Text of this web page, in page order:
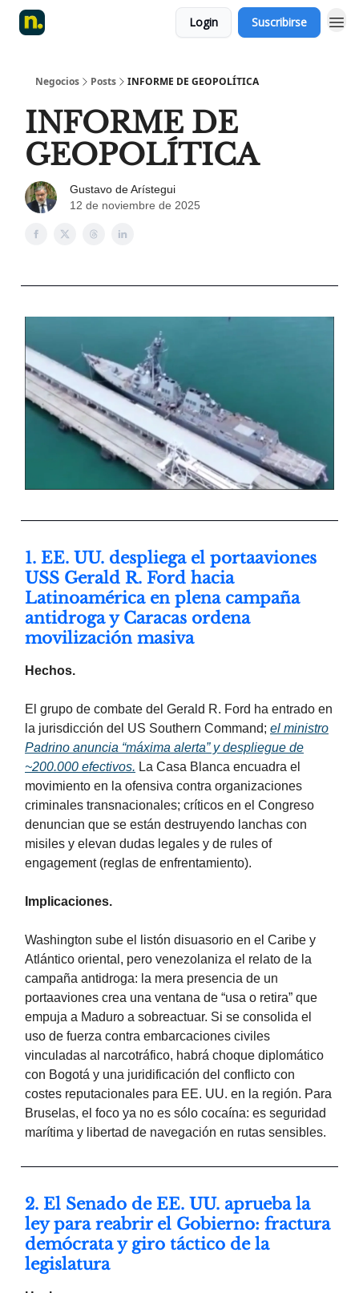
Login Suscribirse
Negocios Posts INFORME DE GEOPOLÍTICA
INFORME DE
GEOPOLÍTICA
Gustavo de Arístegui
12 de noviembre de 2025
1. EE. UU. despliega el portaaviones
USS Gerald R. Ford hacia
Latinoamérica en plena campaña
antidroga y Caracas ordena
movilización masiva
Hechos.
El grupo de combate del Gerald R. Ford ha entrado en
la jurisdicción del US Southern Command; el ministro
Padrino anuncia “máxima alerta” y despliegue de
~200.000 efectivos. La Casa Blanca encuadra el
movimiento en la ofensiva contra organizaciones
criminales transnacionales; críticos en el Congreso
denuncian que se están destruyendo lanchas con
misiles y elevan dudas legales y de rules of
engagement (reglas de enfrentamiento).
Implicaciones.
Washington sube el listón disuasorio en el Caribe y
Atlántico oriental, pero venezolaniza el relato de la
campaña antidroga: la mera presencia de un
portaaviones crea una ventana de “usa o retira” que
empuja a Maduro a sobreactuar. Si se consolida el
uso de fuerza contra embarcaciones civiles
vinculadas al narcotráfico, habrá choque diplomático
con Bogotá y una juridificación del conflicto con
costes reputacionales para EE. UU. en la región. Para
Bruselas, el foco ya no es sólo cocaína: es seguridad
marítima y libertad de navegación en rutas sensibles.
2. El Senado de EE. UU. aprueba la
ley para reabrir el Gobierno: fractura
demócrata y giro táctico de la
legislatura